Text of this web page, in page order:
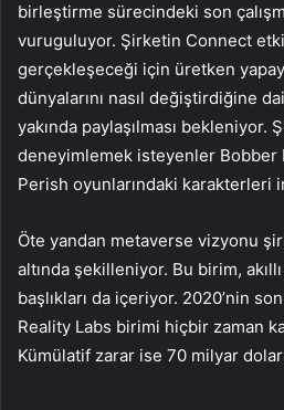
birleştirme sürecindeki son
vuruguluyor. Şirketin Connect
gerçekleşeceği için üretken yapay
dünyalarını nasıl değiştirdiğine
yakında paylaşılması bekleniyor.
deneyimlemek isteyenler Bobber
Perish oyunlarındaki karakterleri
Öte yandan metaverse vizyonu
altında şekilleniyor. Bu birim,
başlıkları da içeriyor. 2020’nin
Reality Labs birimi hiçbir zaman
Kümülatif zarar ise 70 milyar